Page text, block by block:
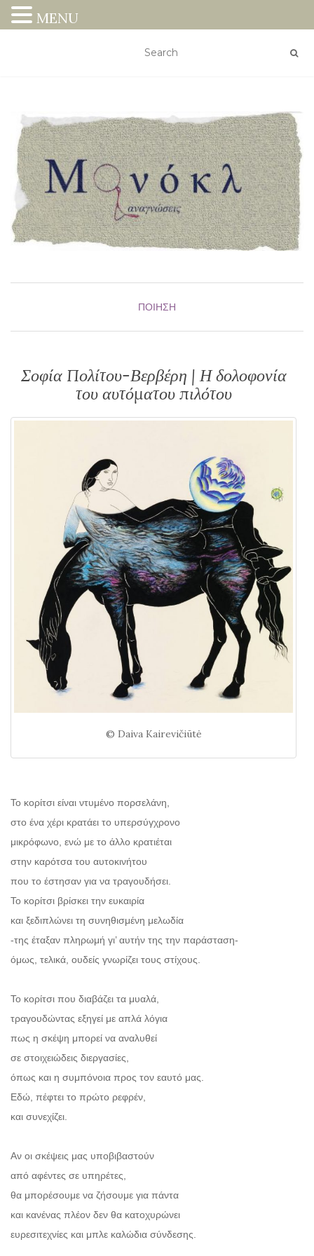
ΠΟΊΗΣΗ
Σοφία Πολίτου-Βερβέρη | Η δολοφονία
του αυτόματου πιλότου
© Daiva Kairevičiūtė
Το κορίτσι είναι ντυμένο πορσελάνη,
στο ένα χέρι κρατάει το υπερσύγχρονο
μικρόφωνο, ενώ με το άλλο κρατιέται
στην καρότσα του αυτοκινήτου
που το έστησαν για να τραγουδήσει.
Το κορίτσι βρίσκει την ευκαιρία
και ξεδιπλώνει τη συνηθισμένη μελωδία
-της έταξαν πληρωμή γι’ αυτήν της την παράσταση-
όμως, τελικά, ουδείς γνωρίζει τους στίχους.
Το κορίτσι που διαβάζει τα μυαλά,
τραγουδώντας εξηγεί με απλά λόγια
πως η σκέψη μπορεί να αναλυθεί
σε στοιχειώδεις διεργασίες,
όπως και η συμπόνοια προς τον εαυτό μας.
Εδώ, πέφτει το πρώτο ρεφρέν,
και συνεχίζει.
Αν οι σκέψεις μας υποβιβαστούν
από αφέντες σε υπηρέτες,
θα μπορέσουμε να ζήσουμε για πάντα
και κανένας πλέον δεν θα κατοχυρώνει
ευρεσιτεχνίες και μπλε καλώδια σύνδεσης.
MENU